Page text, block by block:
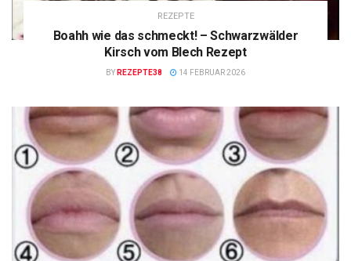
REZEPTE
Boahh wie das schmeckt! – Schwarzwälder
Kirsch vom Blech Rezept
BY REZEPTE38 14 FEBRUAR 2026